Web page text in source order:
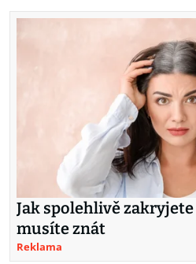
Jak spolehlivě
musíte znát
Reklama